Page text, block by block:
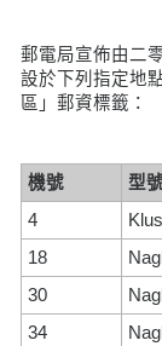
郵電局宣佈由二
設於下列指定地
區」郵資標籤：
機號 型
4
18
30
34